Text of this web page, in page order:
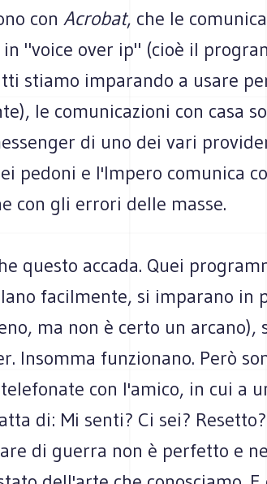
con Acrobat, che le
"voice over ip" (cioè il
stiamo imparando a usare
le comunicazioni con casa
di uno dei vari
pedoni e l'Impero comunica
con gli errori delle masse.
questo accada. Quei
facilmente, si imparano in
ma non è certo un arcano),
Insomma funzionano. Però
con l'amico, in cui a
di: Mi senti? Ci sei?
di guerra non è perfetto e